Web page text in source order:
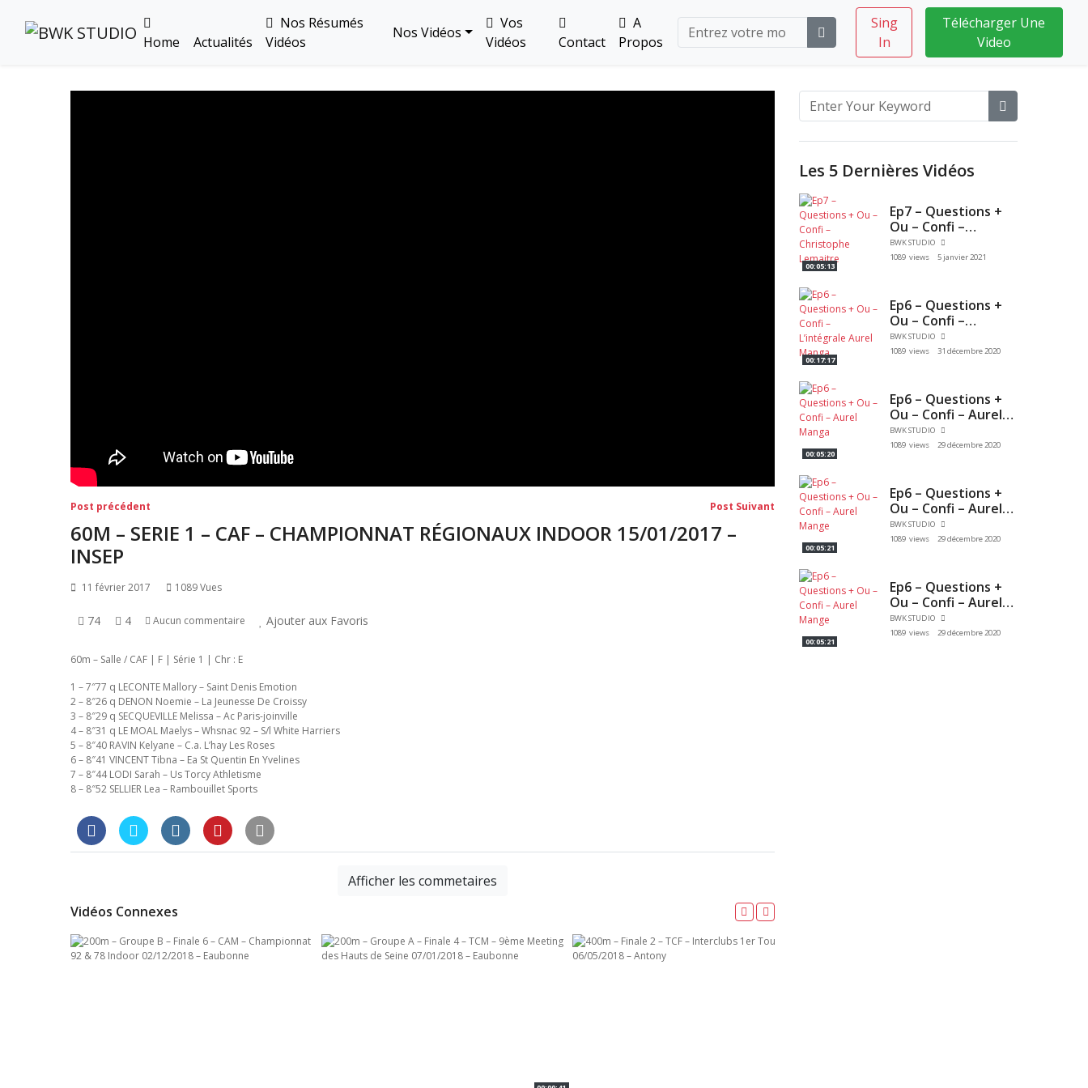
Home Actualités
Nos Résumés
Vidéos
Nos Vidéos
Vos
Vidéos
Contact
A
Propos
Sing
In
Télécharger Une
Video
Navigation
de
l’article
Post précédent Post Suivant
suivant:
60M – SERIE 1 – CAF – CHAMPIONNAT RÉGIONAUX INDOOR 15/01/2017 –
INSEP
11 février 2017 1089 Vues
74 4 Aucun commentaire Ajouter aux Favoris
60m – Salle / CAF | F | Série 1 | Chr : E
1 – 7″77 q LECONTE Mallory – Saint Denis Emotion
2 – 8″26 q DENON Noemie – La Jeunesse De Croissy
3 – 8″29 q SECQUEVILLE Melissa – Ac Paris-joinville
4 – 8″31 q LE MOAL Maelys – Whsnac 92 – S/l White Harriers
5 – 8″40 RAVIN Kelyane – C.a. L’hay Les Roses
6 – 8″41 VINCENT Tibna – Ea St Quentin En Yvelines
7 – 8″44 LODI Sarah – Us Torcy Athletisme
8 – 8″52 SELLIER Lea – Rambouillet Sports
Afficher les commetaires
Vidéos Connexes
Les 5 Dernières Vidéos
00:05:13
Ep7 – Questions +
Ou – Confi –
Christophe
Lemaitre
BWK STUDIO
1089 views
5 janvier 2021
00:17:17
Ep6 – Questions +
Ou – Confi –
L’intégrale Aurel
Manga
BWK STUDIO
1089 views
31 décembre 2020
00:05:20
Ep6 – Questions +
Ou – Confi – Aurel
Manga
BWK STUDIO
1089 views
29 décembre 2020
00:05:21
Ep6 – Questions +
Ou – Confi – Aurel
Mange
BWK STUDIO
1089 views
29 décembre 2020
00:05:21
Ep6 – Questions +
Ou – Confi – Aurel
Mange
BWK STUDIO
1089 views
29 décembre 2020